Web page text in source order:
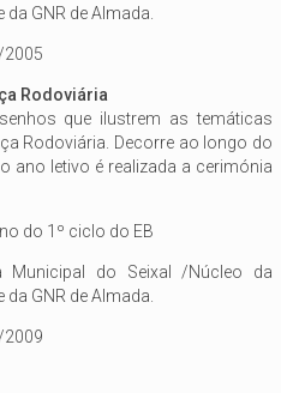
GNR de Almada.
2005
Rodoviária
que ilustrem as temáticas
Rodoviária. Decorre ao longo do
ano letivo é realizada a cerimónia
do 1º ciclo do EB
Municipal do Seixal /Núcleo da
GNR de Almada.
2009